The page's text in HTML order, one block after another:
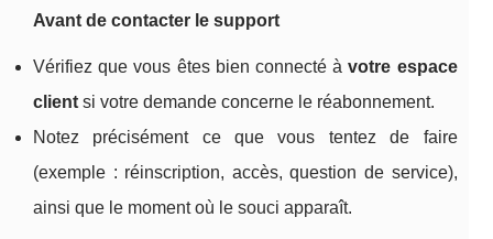
Avant de contacter le support
Vérifiez que vous êtes bien connecté àvotre espace
client si votre demande concerne le réabonnement.
Notez précisément ce que vous tentez de faire
(exemple : réinscription, accès, question de service),
ainsi que le moment où le souci apparaît.